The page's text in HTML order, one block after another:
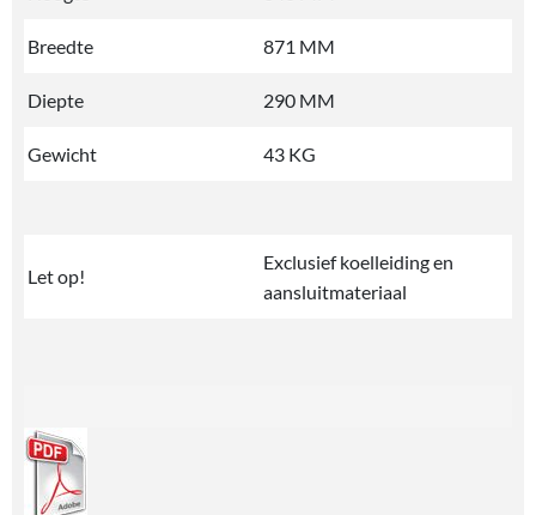
Breedte 871 MM
Diepte 290 MM
Gewicht 43 KG
Let op!
Exclusief koelleiding en
aansluitmateriaal